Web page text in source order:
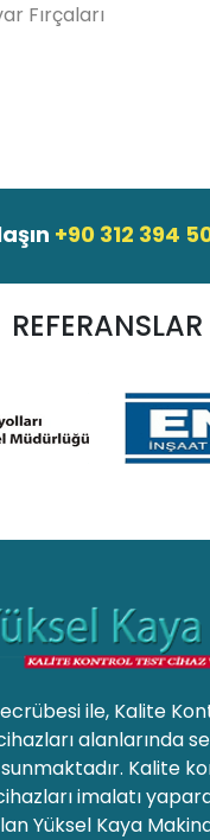
Fırçaları
+90 312 394
REFERANSLAR
ile, Kalite
alanlarında
Kalite
imalatı
Yüksel Kaya